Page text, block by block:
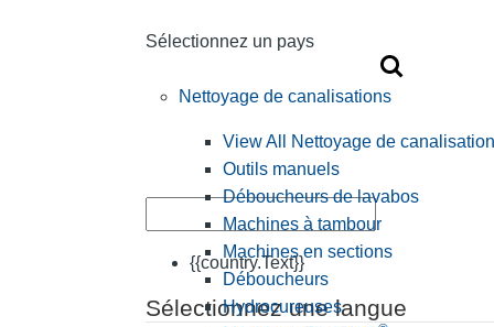
Sélectionnez un pays
{{country.Text}}
Sélectionnez une langue
Nettoyage de canalisations
View All Nettoyage de
Outils manuels
Déboucheurs de lavabos
Machines à tambour
Machines en sections
Déboucheurs
Hydrocureuses